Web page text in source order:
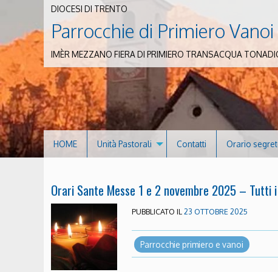
DIOCESI DI TRENTO
Parrocchie di Primiero
IMÈR MEZZANO FIERA DI PRIMIERO TRANSACQUA
HOME Unità Pastorali Contatti Orario
Orari Sante Messe 1 e 2 novembre 2025 –
PUBBLICATO IL23 OTTOBRE 2025
Parrocchie primiero e vanoi